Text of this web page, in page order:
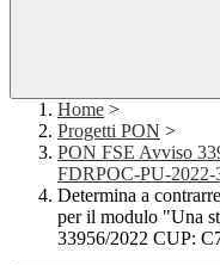
Home >
Progetti PON >
PON FSE Avviso
FDRPOC-PU-2022-
Determina a
per il modulo "Una
33956/2022 CUP: